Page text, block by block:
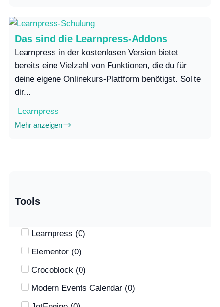
Das sind die Learnpress-Addons
Learnpress in der kostenlosen Version bietet
bereits eine Vielzahl von Funktionen, die du für
deine eigene Onlinekurs-Plattform benötigst. Sollte
dir...
Learnpress
Mehr anzeigen
Tools
Learnpress (0)
Elementor (0)
Crocoblock (0)
Modern Events Calendar (0)